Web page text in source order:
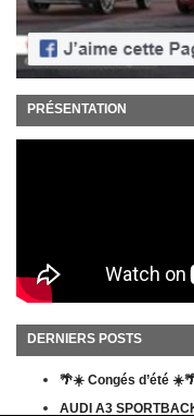
PRÉSENTATION
DERNIERS POSTS
🌴☀️ Congés d’été
AUDI A3